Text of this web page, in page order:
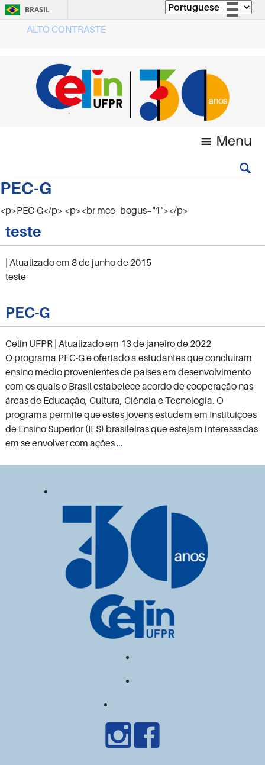
BRASIL
Acesso à informação
Legislação
Canais
ALTO CONTRASTE
Menu
PEC-G
<p>PEC-G</p> <p><br mce_bogus="1"></p>
teste
| Atualizado em 8 de junho de 2015
teste
PEC-G
Celin UFPR | Atualizado em 13 de janeiro de 2022
O programa PEC-G é ofertado a estudantes que concluíram
ensino médio provenientes de países em desenvolvimento
com os quais o Brasil estabelece acordo de cooperação nas
áreas de Educação, Cultura, Ciência e Tecnologia. O
programa permite que estes jovens estudem em Instituições
de Ensino Superior (IES) brasileiras que estejam interessadas
em se envolver com ações…PEC-